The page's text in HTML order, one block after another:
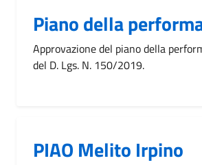
Piano della
Approvazione del piano della
del D. Lgs. N. 150/2019.
PIAO Melito Irpino